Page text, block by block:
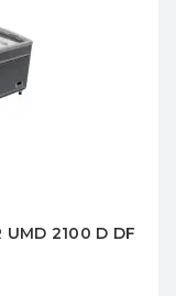
2100 D DF